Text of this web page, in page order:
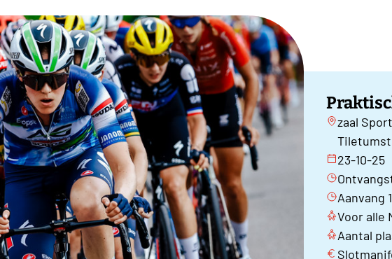
zaal
23-10-25
Aanvang
Voor alle
Aantal